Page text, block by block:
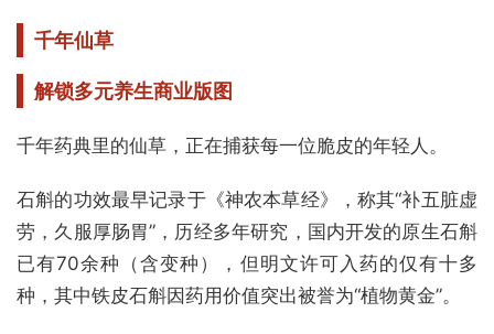
千年仙草
解锁多元养生商业版图
千年药典里的仙草，正在捕获每一位脆皮的年轻人。
石斛的功效最早记录于《神农本草经》，称其“补五脏虚
劳，久服厚肠胃”，历经多年研究，国内开发的原生石斛
已有70余种（含变种），但明文许可入药的仅有十多
种，其中铁皮石斛因药用价值突出被誉为“植物黄金”。